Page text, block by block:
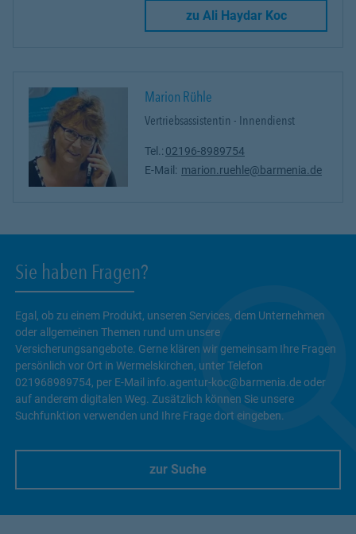
zu Ali Haydar KocLink Opens
Marion Rühle
Vertriebsassistentin - Innendienst
Tel.: 02196-8989754
E-Mail: marion.ruehle@barmenia.de
Sie haben Fragen?
Egal, ob zu einem Produkt, unseren Services, dem Unternehmen
oder allgemeinen Themen rund um unsere
Versicherungsangebote. Gerne klären wir gemeinsam Ihre Fragen
persönlich vor Ort in Wermelskirchen, unter Telefon
021968989754, per E-Mail info.agentur-koc@barmenia.de oder
auf anderem digitalen Weg. Zusätzlich können Sie unsere
Suchfunktion verwenden und Ihre Frage dort eingeben.
zur Suche